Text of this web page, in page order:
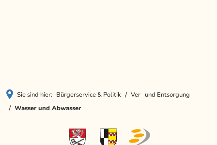
Sie sind hier: Bürgerservice & Politik
Ver- und Entsorgung
Wasser und Abwasser